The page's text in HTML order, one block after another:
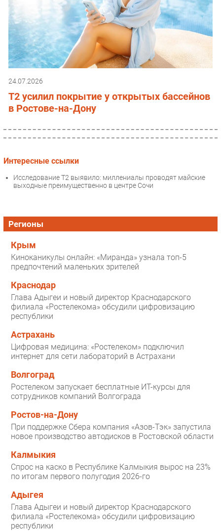
24.07.2026
T2 усилил покрытие у открытых бассейнов
в Ростове-на-Дону
Интересные ссылки
Исследование T2 выявило: миллениалы проводят майские
выходные преимущественно в центре Сочи
Регионы
Крым
Киноканикулы онлайн: «Миранда» узнала топ-5
предпочтений маленьких зрителей
Краснодар
Глава Адыгеи и новый директор Краснодарского
филиала «Ростелекома» обсудили цифровизацию
республики
Астрахань
Цифровая медицина: «Ростелеком» подключил
интернет для сети лабораторий в Астрахани
Волгоград
Ростелеком запускает бесплатные ИТ-курсы для
сотрудников компаний Волгограда
Ростов-на-Дону
При поддержке Сбера компания «Азов-Тэк» запустила
новое производство автодисков в Ростовской области
Калмыкия
Спрос на каско в Республике Калмыкия вырос на 23%
по итогам первого полугодия 2026-го
Адыгея
Глава Адыгеи и новый директор Краснодарского
филиала «Ростелекома» обсудили цифровизацию
республики